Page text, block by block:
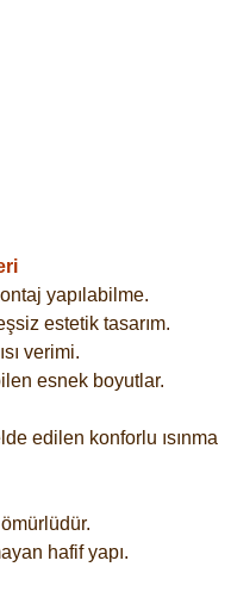
yapılabilme.
estetik tasarım.
verimi.
esnek boyutlar.
edilen konforlu ısınma
hafif yapı.